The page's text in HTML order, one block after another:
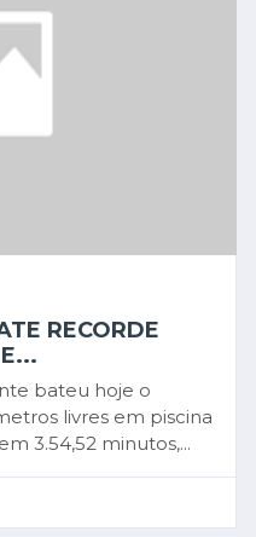
RECORDE
bateu hoje o
livres em piscina
3.54,52 minutos,...